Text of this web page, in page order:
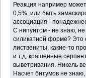
Реакция например
0,5%, или быть
ассоциация -
С нипуитом - не знаю, не
силикатной форме? Это
листвениты, какие-то
и т.д. крашенные
выветривания. Никель
Насчет битумов не